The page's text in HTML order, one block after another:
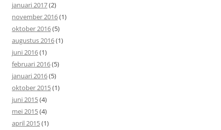
januari 2017(2)
november 2016(1)
oktober 2016(5)
augustus 2016(1)
juni 2016(1)
februari 2016(5)
januari 2016(5)
oktober 2015(1)
juni 2015(4)
mei 2015(4)
april 2015(1)